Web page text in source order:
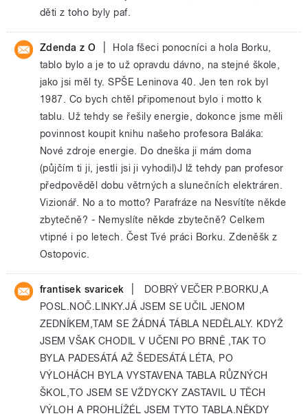
děti z toho byly paf.
Zdenda z O
Hola fšeci ponocníci a hola Borku,
tablo bylo a je to už opravdu dávno, na stejné škole,
jako jsi měl ty. SPŠE Leninova 40. Jen ten rok byl
1987. Co bych chtěl připomenout bylo i motto k
tablu. Už tehdy se řešily energie, dokonce jsme měli
povinnost koupit knihu našeho profesora Baláka:
Nové zdroje energie. Do dneška ji mám doma
(půjčím ti ji, jestli jsi ji vyhodil)J Iž tehdy pan profesor
předpověděl dobu větrných a slunečních elektráren.
Vizionář. No a to motto? Parafráze na Nesvítíte někde
zbytečně? - Nemyslíte někde zbytečně? Celkem
vtipné i po letech. Čest Tvé práci Borku. Zdeněšk z
Ostopovic.
frantisek svaricek
DOBRÝ VEČER P.BORKU,A
POSL.NOČ.LINKY.JÁ JSEM SE UČIL JENOM
ZEDNÍKEM,TAM SE ŽÁDNÁ TÁBLA NEDĚLALY. KDYŽ
JSEM VŠAK CHODIL V UČENI PO BRNĚ ,TAK TO
BYLA PADESÁTÁ AŽ ŠEDESÁTÁ LÉTA, PO
VÝLOHÁCH BYLA VYSTAVENA TABLA RŮZNÝCH
ŠKOL,TO JSEM SE VŽDYCKY ZASTAVIL U TĚCH
VÝLOH A PROHLÍŽÉL JSEM TYTO TABLA.NĚKDY